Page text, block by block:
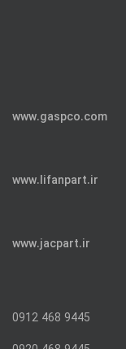
www.gaspco.com
www.lifanpart.ir
www.jacpart.ir
9445 468 0912